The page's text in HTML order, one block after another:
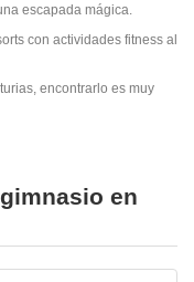
escapada mágica.
con actividades fitness al
encontrarlo es muy
en